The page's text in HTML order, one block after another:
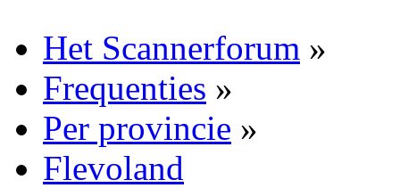
Het Scannerforum »
Frequenties »
Per provincie »
Flevoland